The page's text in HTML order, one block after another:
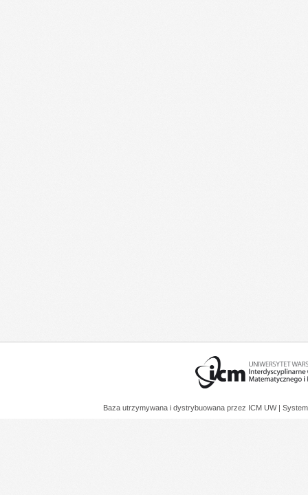
Baza utrzymywana i dystrybuowana przez ICM UW |